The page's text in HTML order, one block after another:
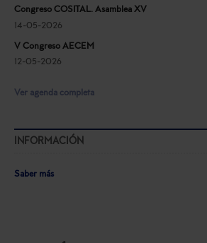
Congreso COSITAL. Asamblea XV
14-05-2026
V Congreso AECEM
12-05-2026
Ver agenda completa
INFORMACIÓN
Saber más